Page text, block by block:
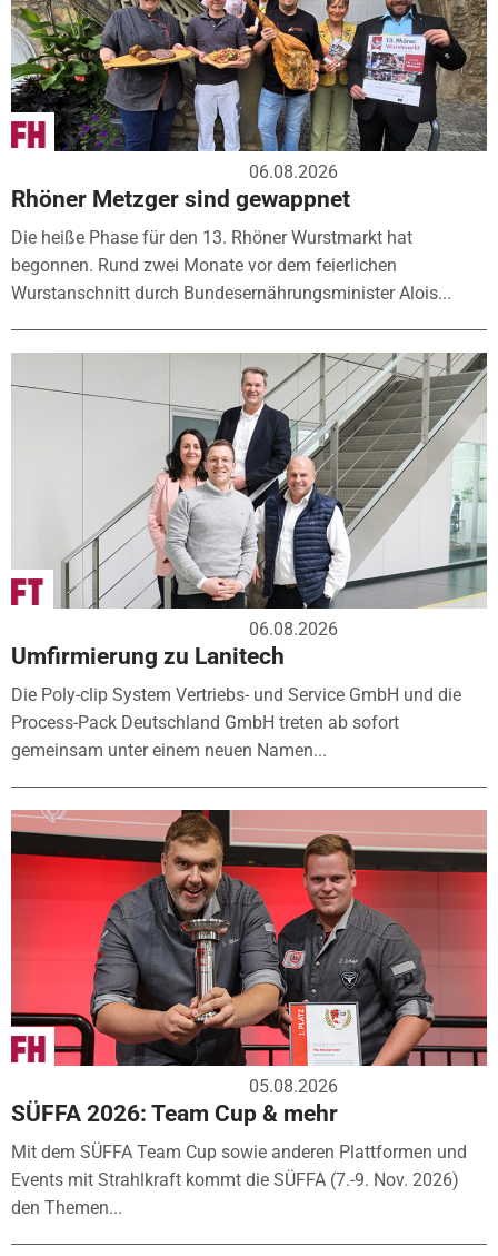
06.08.2026
Rhöner Metzger sind gewappnet
Die heiße Phase für den 13. Rhöner Wurstmarkt hat
begonnen. Rund zwei Monate vor dem feierlichen
Wurstanschnitt durch Bundesernährungsminister Alois...
06.08.2026
Umfirmierung zu Lanitech
Die Poly-clip System Vertriebs- und Service GmbH und die
Process-Pack Deutschland GmbH treten ab sofort
gemeinsam unter einem neuen Namen...
05.08.2026
SÜFFA 2026: Team Cup & mehr
Mit dem SÜFFA Team Cup sowie anderen Plattformen und
Events mit Strahlkraft kommt die SÜFFA (7.-9. Nov. 2026)
den Themen...